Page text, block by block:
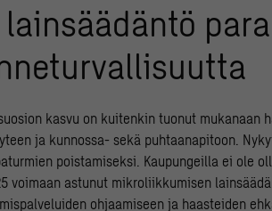
lainsäädäntö
kasvu on kuitenkin tuonut mukanaan
ja kunnossa- sekä puhtaanapitoon.
poistamiseksi. Kaupungeilla ei ole
voimaan astunut mikroliikkumisen
ohjaamiseen ja haasteiden